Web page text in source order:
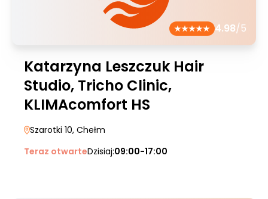
4.98/5
Katarzyna Leszczuk Hair
Studio, Tricho Clinic,
KLIMAcomfort HS
Szarotki 10, Chełm
Teraz otwarteDzisiaj:09:00-17:00